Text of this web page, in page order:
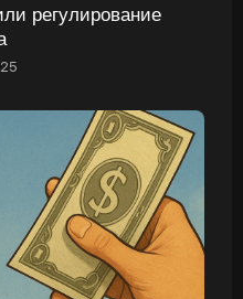
регулирование